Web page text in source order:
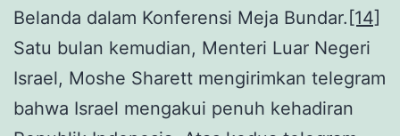
Belanda dalam Konferensi Meja Bundar. [14]
Satu bulan kemudian, Menteri Luar Negeri
Israel, Moshe Sharett mengirimkan telegram
bahwa Israel mengakui penuh kehadiran